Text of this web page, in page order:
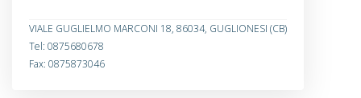
VIALE GUGLIELMO MARCONI 18, 86034, GUGLIONESI (CB)
Tel: 0875680678
Fax: 0875873046